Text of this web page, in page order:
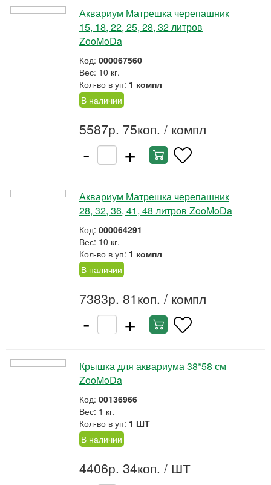
Аквариум Матрешка черепашник
15, 18, 22, 25, 28, 32 литров
ZooMoDa
Код: 000067560
Вес: 10 кг.
Кол-во в уп: 1 компл
В наличии
5587р. 75коп. / компл
- +
Аквариум Матрешка черепашник
28, 32, 36, 41, 48 литров ZooMoDa
Код: 000064291
Вес: 10 кг.
Кол-во в уп: 1 компл
В наличии
7383р. 81коп. / компл
- +
Крышка для аквариума 38*58 см
ZooMoDa
Код: 00136966
Вес: 1 кг.
Кол-во в уп: 1 ШТ
В наличии
4406р. 34коп. / ШТ